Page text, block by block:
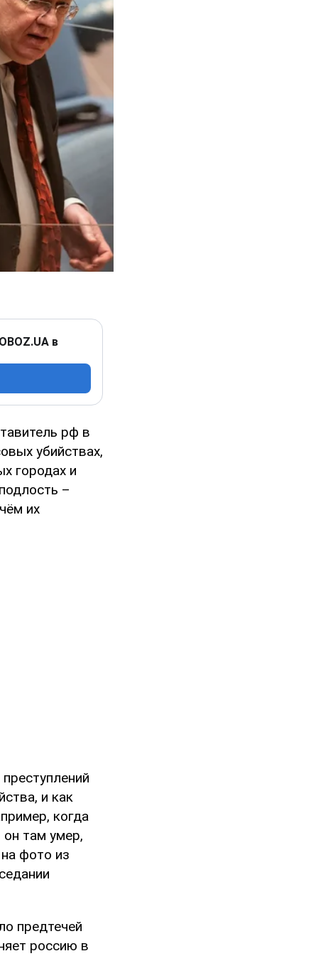
в
рф в
убийствах,
городах и
–
их
и как
когда
там умер,
фото из
предтечей
россию в